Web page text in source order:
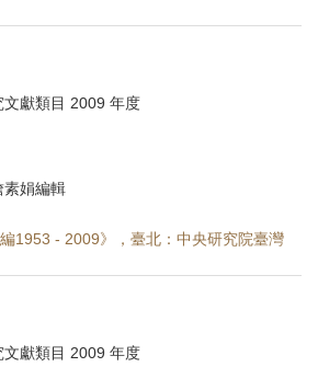
文獻類目 2009 年度
素娟編輯
編1953 - 2009》，臺北：中央研究院臺灣
文獻類目 2009 年度